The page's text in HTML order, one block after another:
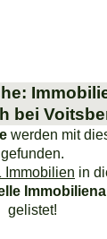
bei
werden mit
gefunden.
Immobilien in
gelistet!